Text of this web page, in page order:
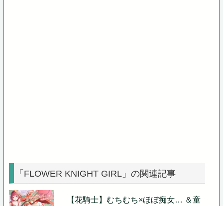
「FLOWER KNIGHT GIRL」の関連記事
【花騎士】むちむち×ほぼ痴女… ＆童